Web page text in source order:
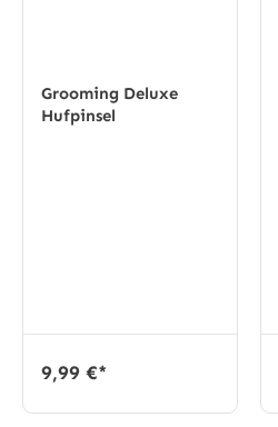
Grooming Deluxe
Hufpinsel
9,99 €*